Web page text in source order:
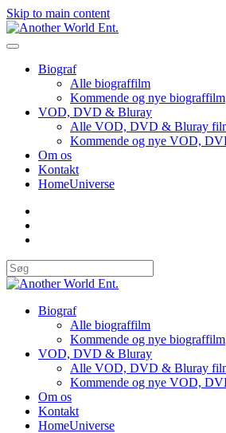
Skip to main content
Biograf
Alle biograffilm
Kommende og nye biograffilm
VOD, DVD & Bluray
Alle VOD, DVD & Bluray
Kommende og nye VOD,
Om os
Kontakt
HomeUniverse
Biograf
Alle biograffilm
Kommende og nye biograffilm
VOD, DVD & Bluray
Alle VOD, DVD & Bluray
Kommende og nye VOD,
Om os
Kontakt
HomeUniverse